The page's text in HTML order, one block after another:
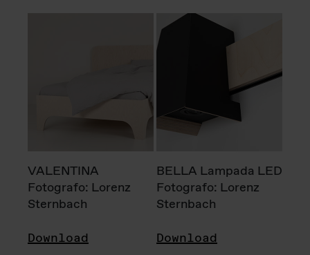
VALENTINA
Fotografo: Lorenz
Sternbach
Download
BELLA Lampada LED
Fotografo: Lorenz
Sternbach
Download